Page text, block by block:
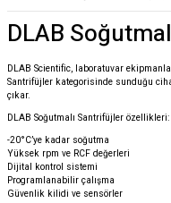
DLAB
DLAB Scientific, laboratuvar
Santrifüjler kategorisinde sunduğu
çıkar.
DLAB Soğutmalı Santrifüjler özellikleri:
-20°C’ye kadar soğutma
Yüksek rpm ve RCF değerleri
Dijital kontrol sistemi
Programlanabilir çalışma
Güvenlik kilidi ve sensörler